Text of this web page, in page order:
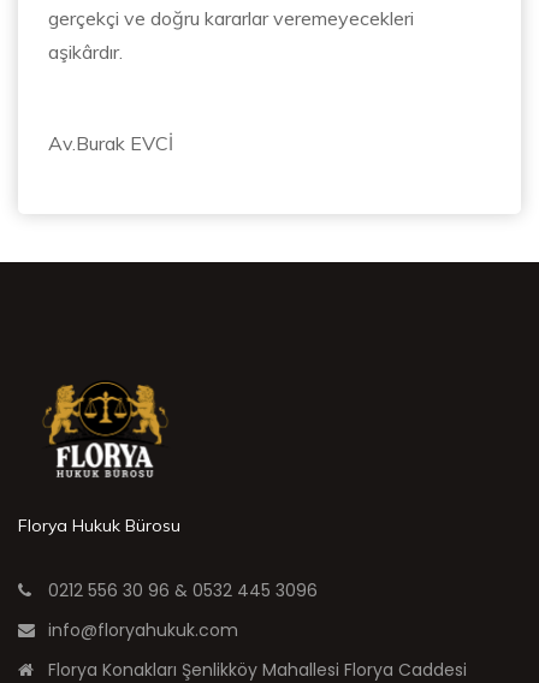
gerçekçi ve doğru kararlar veremeyecekleri
aşikârdır.
Av.Burak EVCİ
Florya Hukuk Bürosu
0212 556 30 96 & 0532 445 3096
info@floryahukuk.com
Florya Konakları Şenlikköy Mahallesi Florya Caddesi